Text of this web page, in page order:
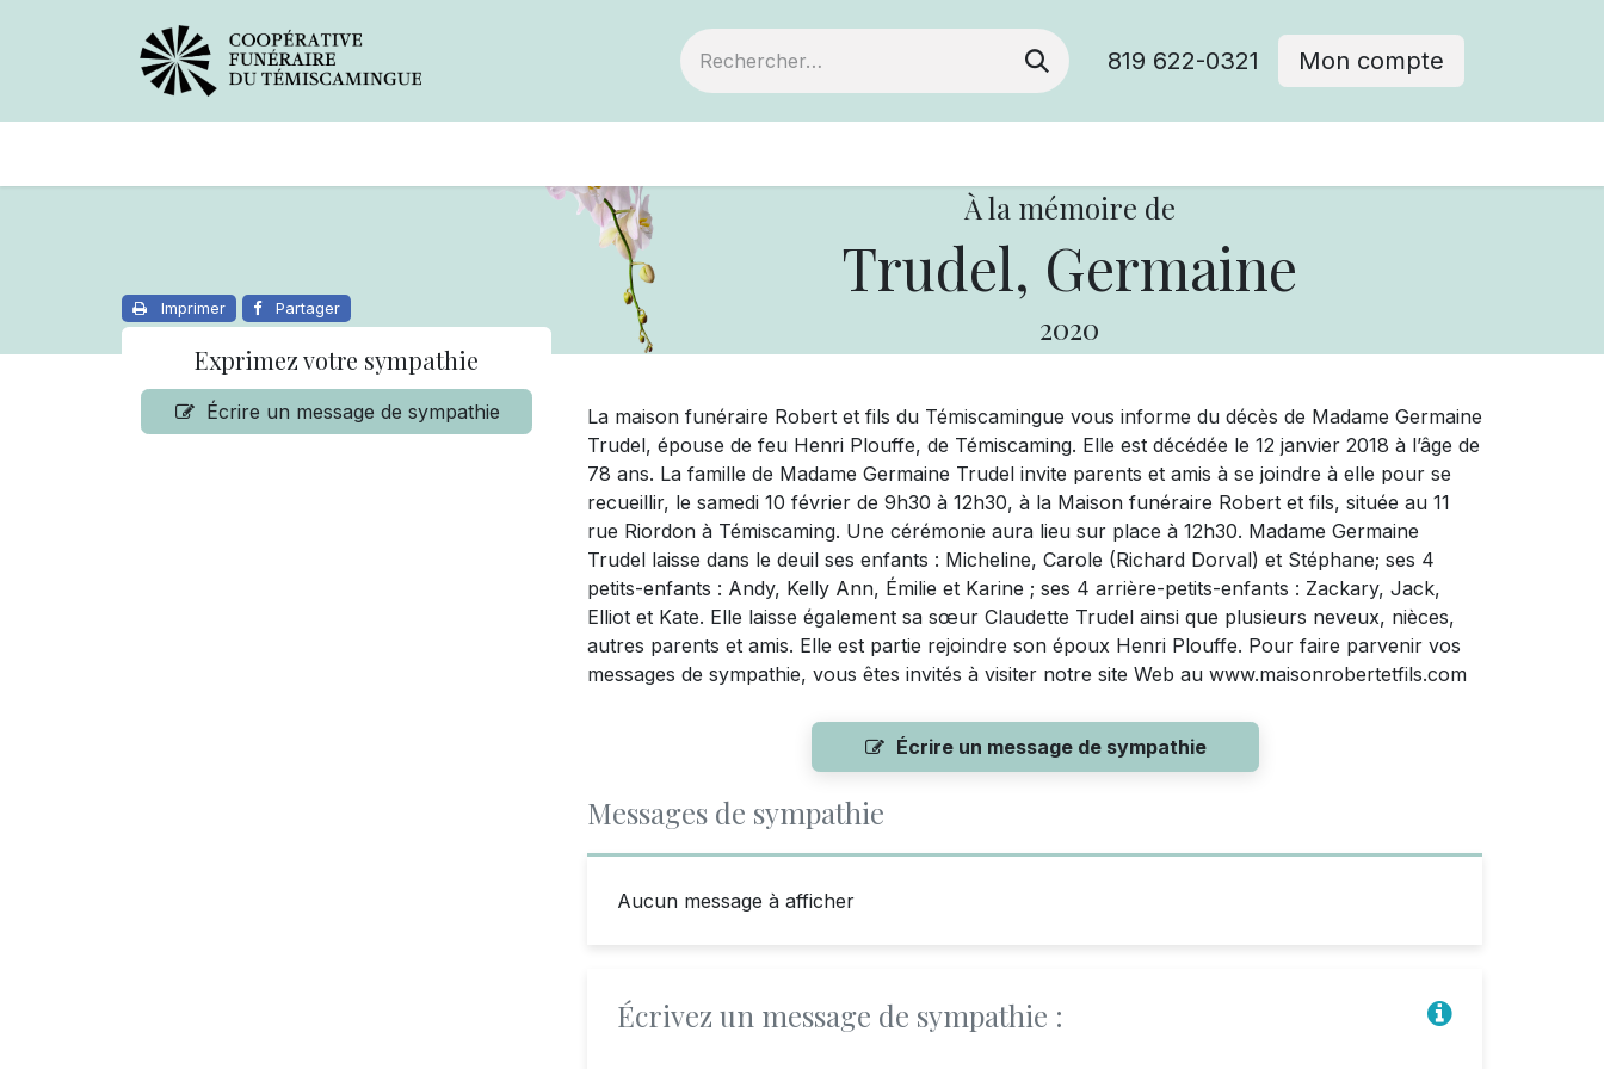
819 622-0321 Mon compte
À la mémoire de
Trudel, Germaine
2020
Imprimer Partager
Exprimez votre sympathie
Écrire un message de sympathie
La maison funéraire Robert et fils du Témiscamingue vous informe du décès de Madame Germaine
Trudel, épouse de feu Henri Plouffe, de Témiscaming. Elle est décédée le 12 janvier 2018 à l’âge de
78 ans. La famille de Madame Germaine Trudel invite parents et amis à se joindre à elle pour se
recueillir, le samedi 10 février de 9h30 à 12h30, à la Maison funéraire Robert et fils, située au 11
rue Riordon à Témiscaming. Une cérémonie aura lieu sur place à 12h30. Madame Germaine
Trudel laisse dans le deuil ses enfants : Micheline, Carole (Richard Dorval) et Stéphane; ses 4
petits-enfants : Andy, Kelly Ann, Émilie et Karine ; ses 4 arrière-petits-enfants : Zackary, Jack,
Elliot et Kate. Elle laisse également sa sœur Claudette Trudel ainsi que plusieurs neveux, nièces,
autres parents et amis. Elle est partie rejoindre son époux Henri Plouffe. Pour faire parvenir vos
messages de sympathie, vous êtes invités à visiter notre site Web au www.maisonrobertetfils.com
Écrire un message de sympathie
Messages de sympathie
Aucun message à afficher
Écrivez un message de sympathie :